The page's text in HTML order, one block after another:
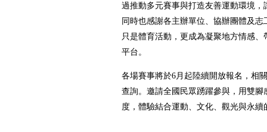
過推動多元賽事與打造友善運動環境
同時也感謝各主辦單位、協辦團體及
只是體育活動，更成為凝聚地方情感
平台。
各場賽事將於6月起陸續開放報名，相
查詢。邀請全國民眾踴躍參與，用雙
度，體驗結合運動、文化、觀光與永